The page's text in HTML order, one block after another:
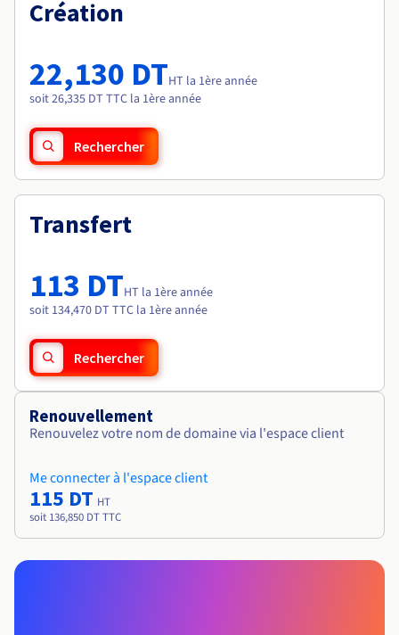
Tarifs
Roadmap & Changelog
Roadmap & Changelog
Création
22,130 DTHT la 1ère année
soit 26,335 DT TTC la 1ère année
Rechercher
Transfert
113 DTHT la 1ère année
soit 134,470 DT TTC la 1ère année
Rechercher
Renouvellement
Renouvelez votre nom de domaine via l'espace client
Me connecter à l'espace client
115 DT HT
soit 136,850 DT TTC